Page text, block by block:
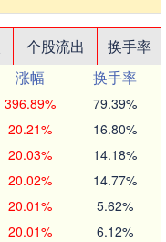
个股流出
换手率
涨幅
换手率
396.89% 79.39%
20.21% 16.80%
20.03% 14.18%
20.02% 14.77%
20.01% 5.62%
20.01% 6.12%